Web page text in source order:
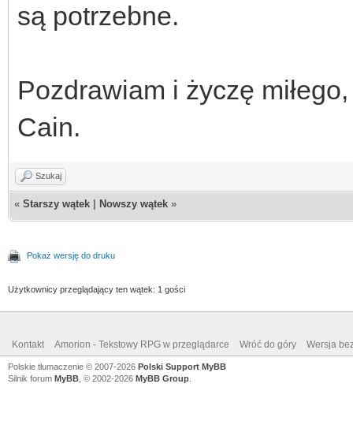
są potrzebne.
Pozdrawiam i życzę
Cain.
Szukaj
« Starszy wątek Nowszy wątek »
Pokaż wersję do druku
Użytkownicy przeglądający ten wątek: 1 gości
Kontakt Amorion - Tekstowy RPG w przeglądarce Wróć do góry Wersja
Polskie tłumaczenie © 2007-2026 Polski Support MyBB
Silnik forum MyBB , © 2002-2026 MyBB Group